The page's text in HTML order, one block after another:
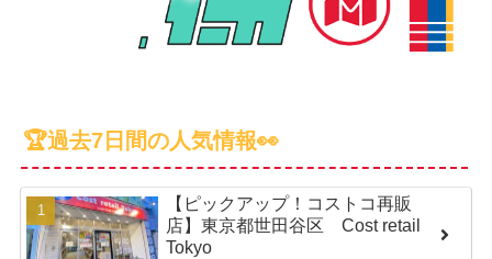
🏆過去7日間の人気情報👀
【ピックアップ！コストコ再販
店】東京都世田谷区 Cost retail
Tokyo